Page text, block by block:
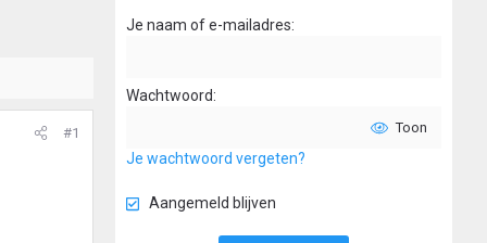
#1
Je naam of e-mailadres
Wachtwoord
Toon
Je wachtwoord vergeten?
Aangemeld blijven